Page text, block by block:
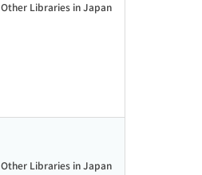
Other Libraries in Japan
Other Libraries in Japan